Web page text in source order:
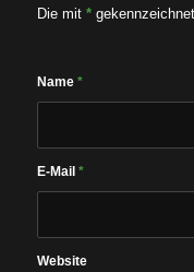
Die mit *
Name *
E-Mail *
Web­site